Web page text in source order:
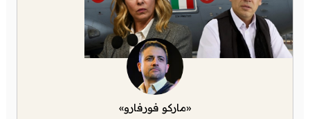
«ماركو فورفارو»